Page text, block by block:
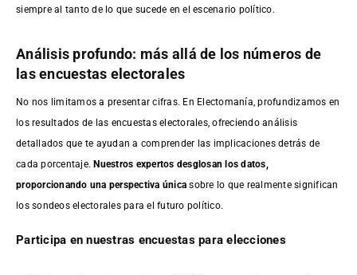
siempre al tanto de lo que sucede en el escenario político.
Análisis profundo: más allá de los números de
las encuestas electorales
No nos limitamos a presentar cifras. En Electomanía, profundizamos en
los resultados de las encuestas electorales, ofreciendo análisis
detallados que te ayudan a comprender las implicaciones detrás de
cada porcentaje.Nuestros expertos desglosan los datos,
proporcionando una perspectiva única sobre lo que realmente significan
los sondeos electorales para el futuro político.
Participa en nuestras encuestas para elecciones